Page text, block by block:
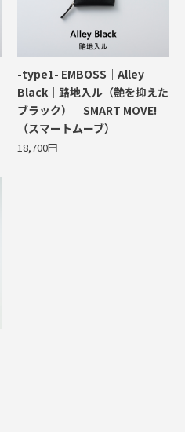
-type1- EMBOSS｜Alley
Black｜路地入ル（艶を抑えた
ブラック）｜SMART MOVE!
（スマートムーブ）
18,700円